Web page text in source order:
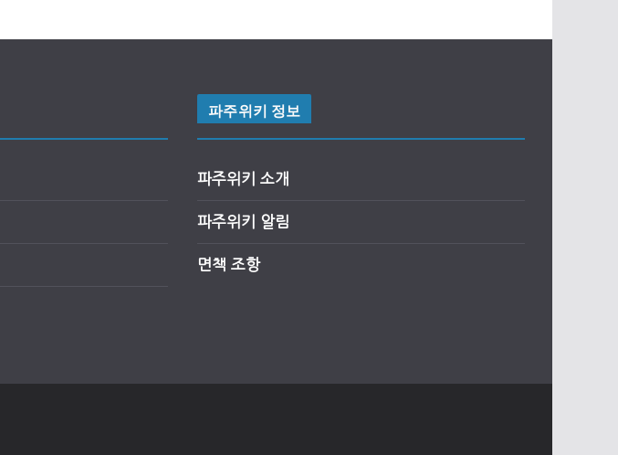
파주위키 정보
파주위키 소개
파주위키 알림
면책 조항